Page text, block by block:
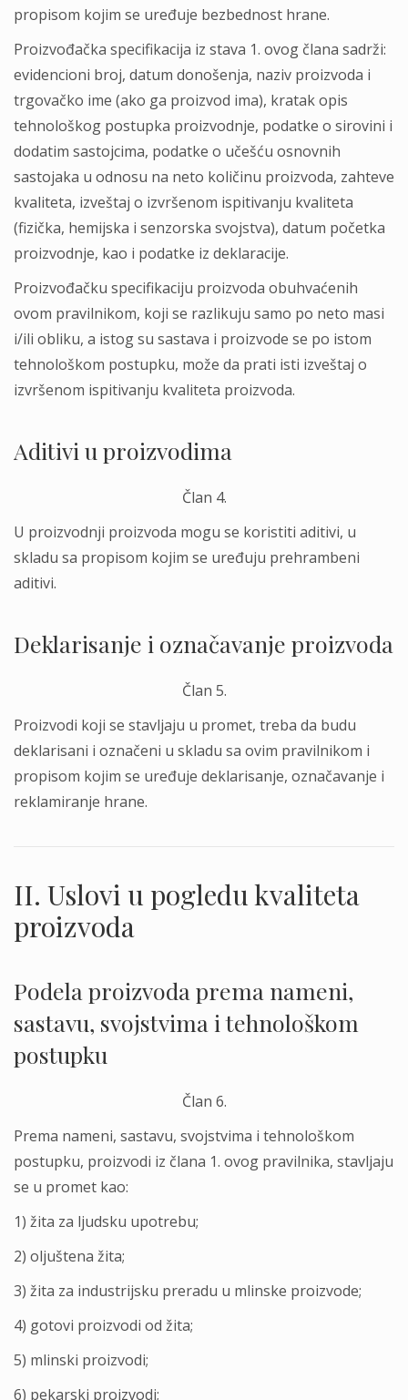
propisom kojim se uređuje bezbednost hrane.
Proizvođačka specifikacija iz stava 1. ovog člana sadrži:
evidencioni broj, datum donošenja, naziv proizvoda i
trgovačko ime (ako ga proizvod ima), kratak opis
tehnološkog postupka proizvodnje, podatke o sirovini i
dodatim sastojcima, podatke o učešću osnovnih
sastojaka u odnosu na neto količinu proizvoda, zahteve
kvaliteta, izveštaj o izvršenom ispitivanju kvaliteta
(fizička, hemijska i senzorska svojstva), datum početka
proizvodnje, kao i podatke iz deklaracije.
Proizvođačku specifikaciju proizvoda obuhvaćenih
ovom pravilnikom, koji se razlikuju samo po neto masi
i/ili obliku, a istog su sastava i proizvode se po istom
tehnološkom postupku, može da prati isti izveštaj o
izvršenom ispitivanju kvaliteta proizvoda.
Aditivi u proizvodima
Član 4.
U proizvodnji proizvoda mogu se koristiti aditivi, u
skladu sa propisom kojim se uređuju prehrambeni
aditivi.
Deklarisanje i označavanje proizvoda
Član 5.
Proizvodi koji se stavlјaju u promet, treba da budu
deklarisani i označeni u skladu sa ovim pravilnikom i
propisom kojim se uređuje deklarisanje, označavanje i
reklamiranje hrane.
II. Uslovi u pogledu kvaliteta
proizvoda
Podela proizvoda prema nameni,
sastavu, svojstvima i tehnološkom
postupku
Član 6.
Prema nameni, sastavu, svojstvima i tehnološkom
postupku, proizvodi iz člana 1. ovog pravilnika, stavlјaju
se u promet kao:
1) žita za lјudsku upotrebu;
2) olјuštena žita;
3) žita za industrijsku preradu u mlinske proizvode;
4) gotovi proizvodi od žita;
5) mlinski proizvodi;
6) pekarski proizvodi;